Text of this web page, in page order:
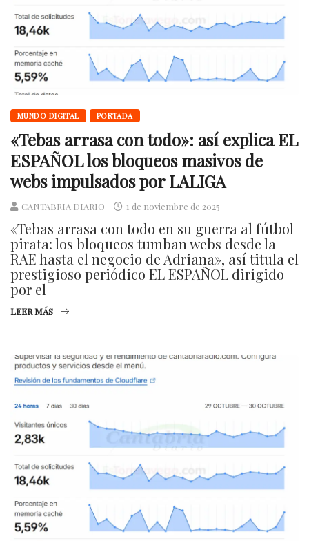
MUNDO DIGITAL PORTADA
«Tebas arrasa con todo»: así explica EL
ESPAÑOL los bloqueos masivos de
webs impulsados por LALIGA
CANTABRIA DIARIO 1 de noviembre de 2025
«Tebas arrasa con todo en su guerra al fútbol
pirata: los bloqueos tumban webs desde la
RAE hasta el negocio de Adriana», así titula el
prestigioso periódico EL ESPAÑOL dirigido
por el
LEER MÁS